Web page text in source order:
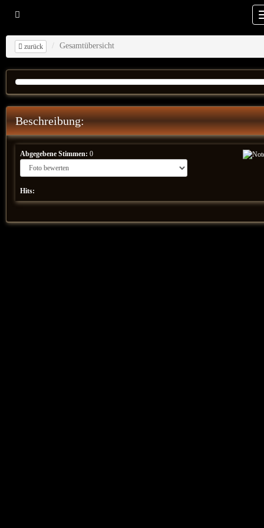
zurück Gesamtübersicht
Beschreibung:
Abgegebene Stimmen: 0
Hits: